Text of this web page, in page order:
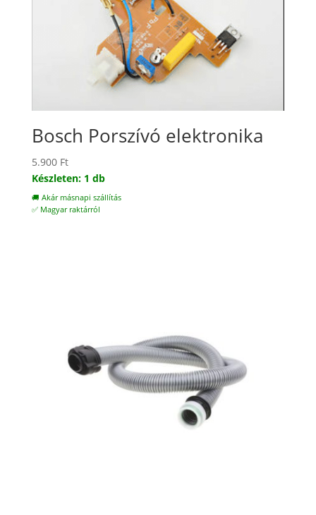
Bosch Porszívó elektronika
5.900 Ft
Készleten: 1 db
🚚 Akár másnapi szállítás
✅ Magyar raktárról